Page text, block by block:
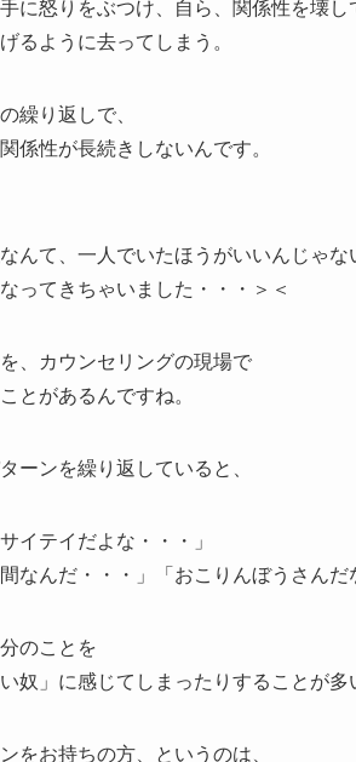
に怒りをぶつけ、自ら、関係性を壊し
るように去ってしまう。
繰り返しで、
係性が長続きしないんです。
なんて、一人でいたほうがいいんじゃ
ってきちゃいました・・・＞＜
、カウンセリングの現場で
とがあるんですね。
ーンを繰り返していると、
イテイだよな・・・」
なんだ・・・」「おこりんぼうさんだ
のことを
奴」に感じてしまったりすることが多
をお持ちの方、というのは、